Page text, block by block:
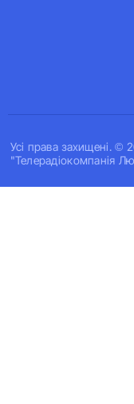
Усi права захищенi. ©
"Телерадіокомпанія